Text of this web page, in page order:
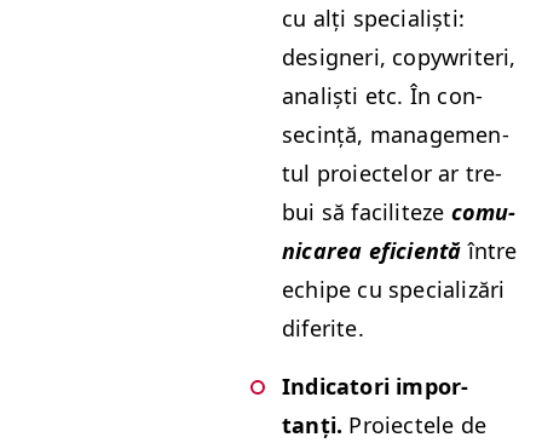
cu alți spe­cial­iști:
designeri, copy­wri­teri,
anal­iști etc. În con­
secință, man­age­men­
tul proiectelor ar tre­
bui să faciliteze comu­
ni­carea efi­cien­tă între
echipe cu spe­cial­izări
diferite.
Indi­ca­tori impor­
tanți. Proiectele de